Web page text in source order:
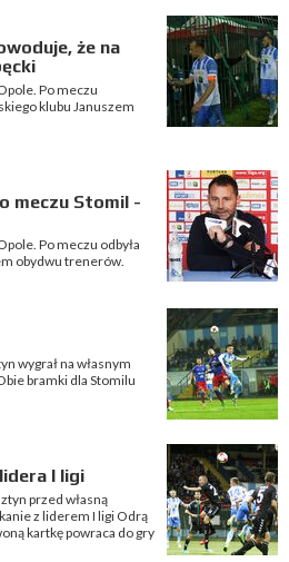
że na
Po meczu
klubu Januszem
meczu Stomil -
Po meczu odbyła
obydwu trenerów.
wygrał na własnym
bramki dla Stomilu
I ligi
przed własną
z liderem I ligi Odrą
kartkę powraca do gry